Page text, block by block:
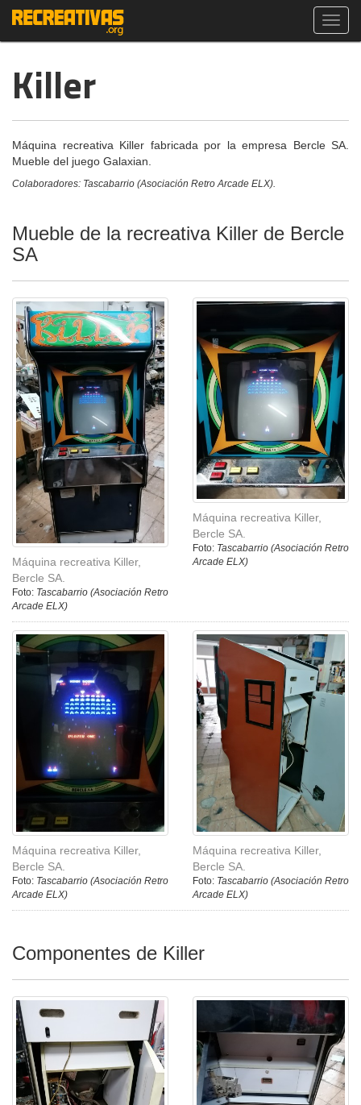
Killer
Máquina recreativa Killer fabricada por la empresa Bercle SA.
Mueble del juego Galaxian.
Colaboradores: Tascabarrio (Asociación Retro Arcade ELX).
Mueble de la recreativa Killer de Bercle
SA
Máquina recreativa Killer,
Bercle SA.
Foto: Tascabarrio (Asociación Retro
Arcade ELX)
Máquina recreativa Killer,
Bercle SA.
Foto: Tascabarrio (Asociación Retro
Arcade ELX)
Máquina recreativa Killer,
Bercle SA.
Foto: Tascabarrio (Asociación Retro
Arcade ELX)
Máquina recreativa Killer,
Bercle SA.
Foto: Tascabarrio (Asociación Retro
Arcade ELX)
Componentes de Killer